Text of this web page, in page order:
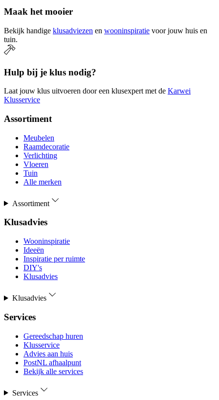
Maak het mooier
Bekijk handige klusadviezen en wooninspiratie voor jouw huis en
tuin.
Hulp bij je klus nodig?
Laat jouw klus uitvoeren door een klusexpert met de Karwei
Klusservice
Assortiment
Meubelen
Raamdecoratie
Verlichting
Vloeren
Tuin
Alle merken
Assortiment
Klusadvies
Wooninspiratie
Ideeën
Inspiratie per ruimte
DIY's
Klusadvies
Klusadvies
Services
Gereedschap huren
Klusservice
Advies aan huis
PostNL afhaalpunt
Bekijk alle services
Services